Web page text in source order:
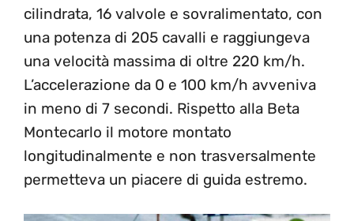
cilindrata, 16 valvole e sovralimentato, con
una potenza di 205 cavalli e raggiungeva
una velocità massima di oltre 220 km/h.
L’accelerazione da 0 e 100 km/h avveniva
in meno di 7 secondi. Rispetto alla Beta
Montecarlo il motore montato
longitudinalmente e non trasversalmente
permetteva un piacere di guida estremo.